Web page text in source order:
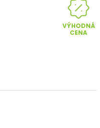
VÝHODNÁ
CENA